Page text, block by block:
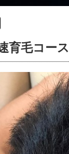
育毛コース